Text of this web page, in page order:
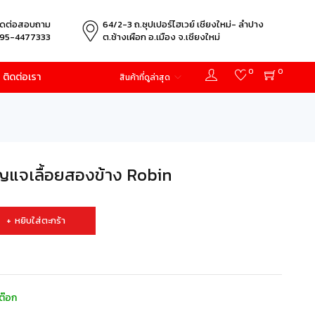
ต่อสอบถาม
4477333
64/2-3 ถ.ซุปเปอร์ไฮเวย์ เชียงใหม่- ลำปาง
ต.ช้างเผือก อ.เมือง จ.เชียงใหม่
ติดต่อเรา 0
0
สินค้าที่ดูล่าสุด
แจเลื้อยสองข้าง Robin
หยิบใส่ตะกร้า
อก